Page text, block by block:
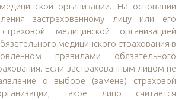
организации. На основании
застрахованному лицу или его
медицинской организацией
медицинского страхования в
правилами обязательного
Если застрахованным лицом не
о выборе (замене) страховой
такое лицо считается